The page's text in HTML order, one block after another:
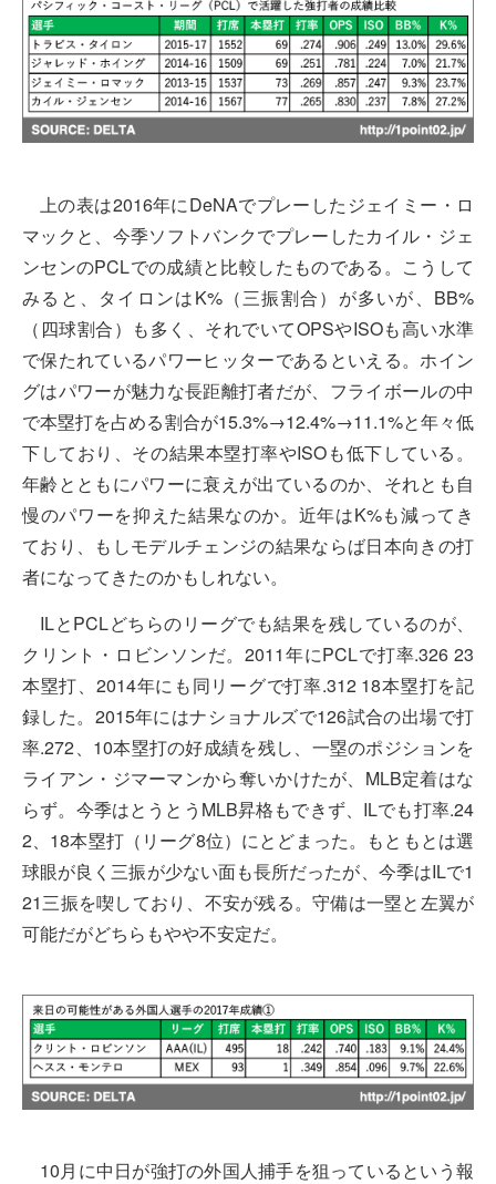
上の表は2016年にDeNAでプレーしたジェイミー・ロ
マックと、今季ソフトバンクでプレーしたカイル・ジェ
ンセンのPCLでの成績と比較したものである。こうして
みると、タイロンはK%（三振割合）が多いが、BB%
（四球割合）も多く、それでいてOPSやISOも高い水準
で保たれているパワーヒッターであるといえる。ホイン
グはパワーが魅力な長距離打者だが、フライボールの中
で本塁打を占める割合が15.3%→12.4%→11.1%と年々低
下しており、その結果本塁打率やISOも低下している。
年齢とともにパワーに衰えが出ているのか、それとも自
慢のパワーを抑えた結果なのか。近年はK%も減ってき
ており、もしモデルチェンジの結果ならば日本向きの打
者になってきたのかもしれない。
ILとPCLどちらのリーグでも結果を残しているのが、
クリント・ロビンソンだ。2011年にPCLで打率.326 23
本塁打、2014年にも同リーグで打率.312 18本塁打を記
録した。2015年にはナショナルズで126試合の出場で打
率.272、10本塁打の好成績を残し、一塁のポジションを
ライアン・ジマーマンから奪いかけたが、MLB定着はな
らず。今季はとうとうMLB昇格もできず、ILでも打率.24
2、18本塁打（リーグ8位）にとどまった。もともとは選
球眼が良く三振が少ない面も長所だったが、今季はILで1
21三振を喫しており、不安が残る。守備は一塁と左翼が
可能だがどちらもやや不安定だ。
10月に中日が強打の外国人捕手を狙っているという報